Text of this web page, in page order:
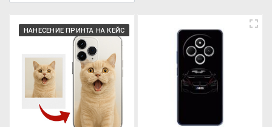
НАНЕСЕНИЕ ПРИНТА НА КЕЙС